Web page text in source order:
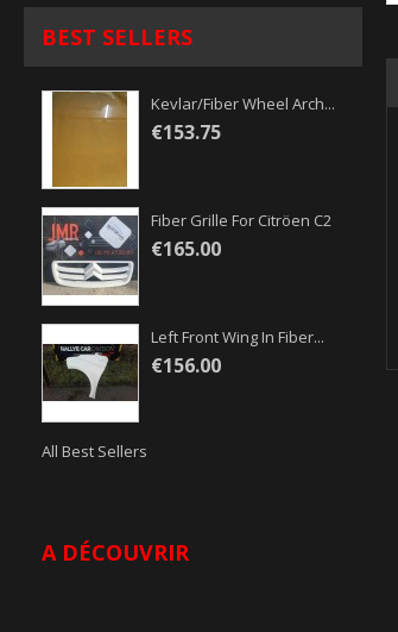
BEST SELLERS
Kevlar/fiber Wheel Arch...
€153.75
Fiber Grille For Citröen C2
€165.00
Left Front Wing In Fiber...
€156.00
All Best Sellers
A DÉCOUVRIR